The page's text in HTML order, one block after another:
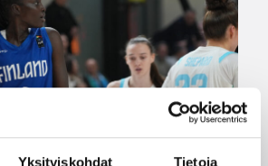
Yksityiskohdat Tietoja